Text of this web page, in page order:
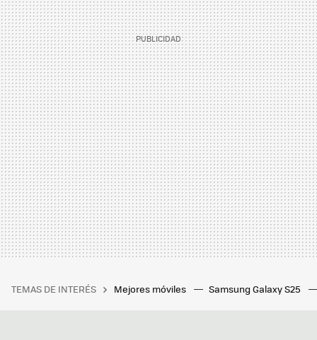
TEMAS DE INTERÉS Mejores móviles Samsung Galaxy S25